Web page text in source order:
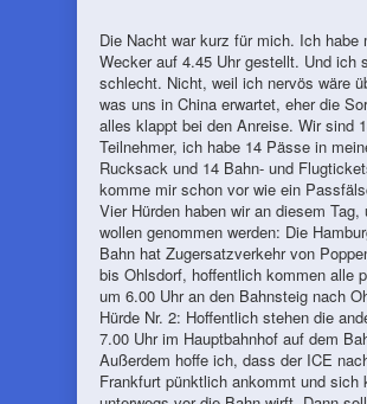
Die Nacht war kurz für mich. Ich habe
Wecker auf 4.45 Uhr gestellt. Und ich
schlecht. Nicht, weil ich nervös wäre
was uns in China erwartet, eher die
alles klappt bei den Anreise. Wir sind
Teilnehmer, ich habe 14 Pässe in
Rucksack und 14 Bahn- und
komme mir schon vor wie ein
Vier Hürden haben wir an diesem Tag,
wollen genommen werden: Die
Bahn hat Zugersatzverkehr von
bis Ohlsdorf, hoffentlich kommen alle
um 6.00 Uhr an den Bahnsteig nach
Hürde Nr. 2: Hoffentlich stehen die
7.00 Uhr im Hauptbahnhof auf dem
Außerdem hoffe ich, dass der ICE
Frankfurt pünktlich ankommt und sich